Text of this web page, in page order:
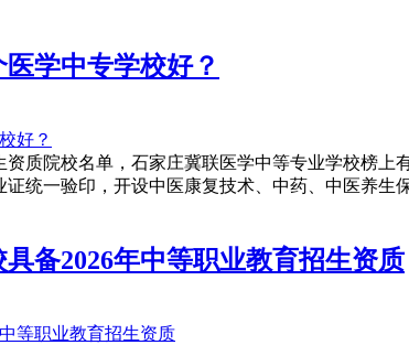
学中专学校好？
质院校名单，石家庄冀联医学中等专业学校榜
统一验印，开设中医康复技术、中药、中医养
备2026年中等职业教育招生资质